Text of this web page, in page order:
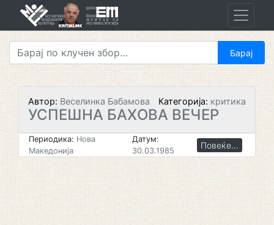
Автор: Веселинка Бабамова Категорија: критика
УСПЕШНА БАХОВА ВЕЧЕР
Периодика: Нова
Македонија
Датум:
30.03.1985
Повеќе...